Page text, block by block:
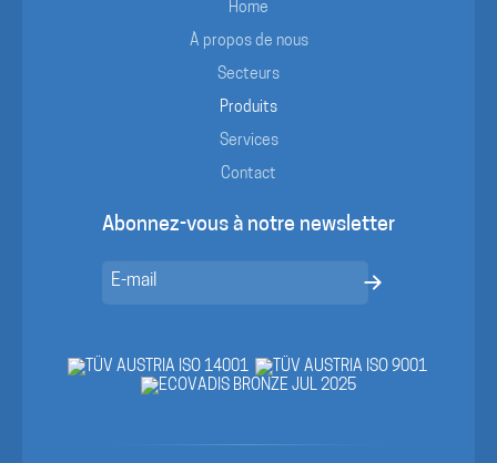
Home
À propos de nous
Secteurs
Produits
Services
Contact
Abonnez-vous à notre newsletter